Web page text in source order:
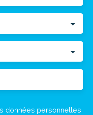
données personnelles